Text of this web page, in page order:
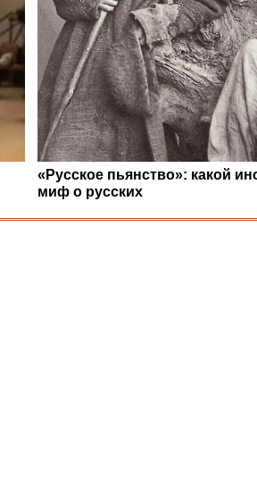
«Русское пьянство»: какой
миф о русских